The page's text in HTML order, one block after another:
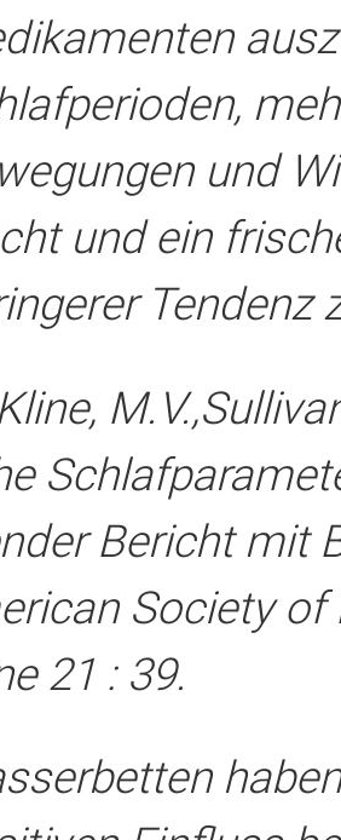
und
und ein
Tendenz
Bericht mit
Society
21 : 3­9.